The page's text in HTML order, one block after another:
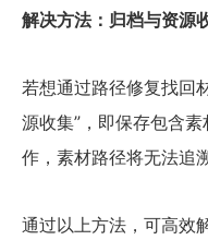
解决方法：归档与资源
若想通过路径修复找回
源收集”，即保存包含
作，素材路径将无法追溯
通过以上方法，可高效